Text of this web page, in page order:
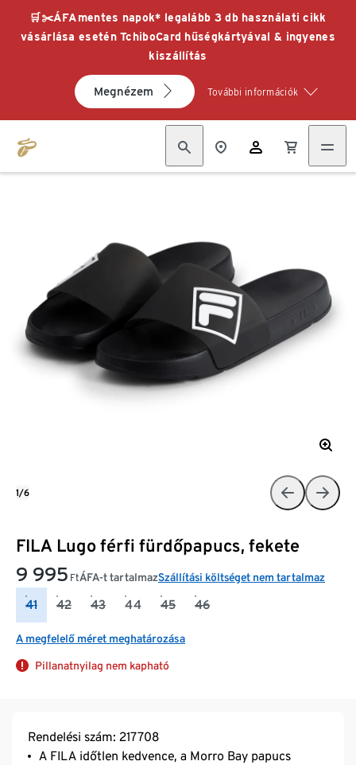
🛒✂️ÁFAmentes napok* legalább 3 db használati cikk
vásárlása esetén TchiboCard hűségkártyával & ingyenes
kiszállítás
Megnézem További információk
FILA Lugo férfi fürdőpapucs, fekete
9 995 FtÁFA-t tartalmazSzállítási költséget nem tartalmaz
41 42 43 44 45 46
A megfelelő méret meghatározása
Pillanatnyilag nem kapható
1/6
Rendelési szám: 217708
A FILA időtlen kedvence, a Morro Bay papucs